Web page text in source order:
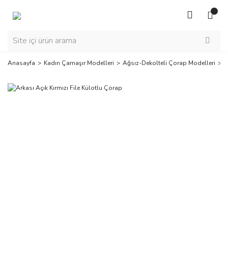
Anasayfa Kadın Çamaşır Modelleri Ağsız-Dekolteli Çorap Modelleri